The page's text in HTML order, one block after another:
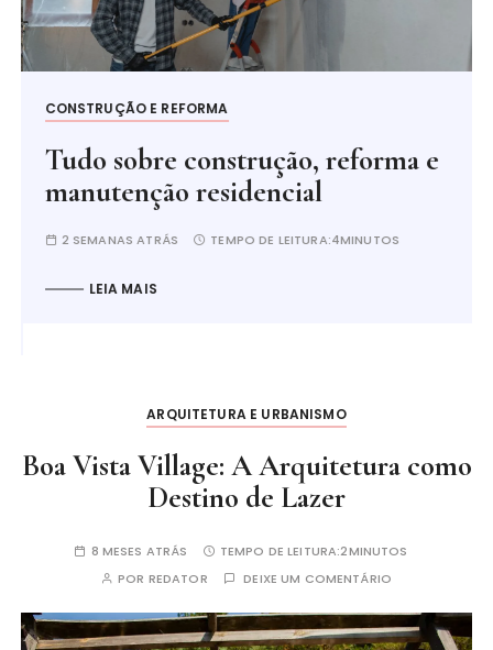
CONSTRUÇÃO E REFORMA
Tudo sobre construção, reforma e
manutenção residencial
2 SEMANAS ATRÁS TEMPO DE LEITURA:4MINUTOS
LEIA MAIS
ARQUITETURA E URBANISMO
Boa Vista Village: A Arquitetura como
Destino de Lazer
8 MESES ATRÁS TEMPO DE LEITURA:2MINUTOS
POR REDATOR DEIXE UM COMENTÁRIO